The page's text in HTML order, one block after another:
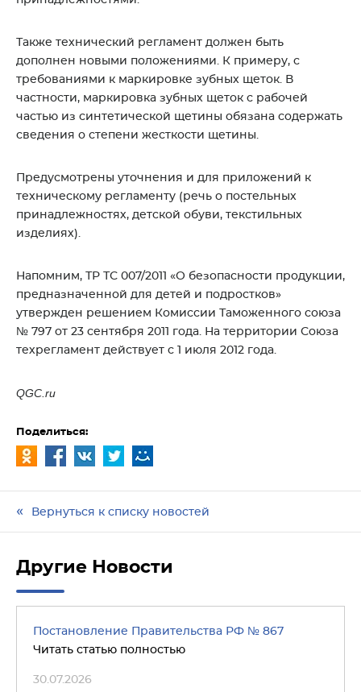
Также технический регламент должен быть
дополнен новыми положениями. К примеру, с
требованиями к маркировке зубных щеток. В
частности, маркировка зубных щеток с рабочей
частью из синтетической щетины обязана содержать
сведения о степени жесткости щетины.
Предусмотрены уточнения и для приложений к
техническому регламенту (речь о постельных
принадлежностях, детской обуви, текстильных
изделиях).
Напомним, ТР ТС 007/2011 «О безопасности продукции,
предназначенной для детей и подростков»
утвержден решением Комиссии Таможенного союза
№ 797 от 23 сентября 2011 года. На территории Союза
техрегламент действует с 1 июля 2012 года.
QGC.ru
Поделиться:
Вернуться к списку новостей
Другие Новости
Постановление Правительства РФ № 867
Читать статью полностью
30.07.2026